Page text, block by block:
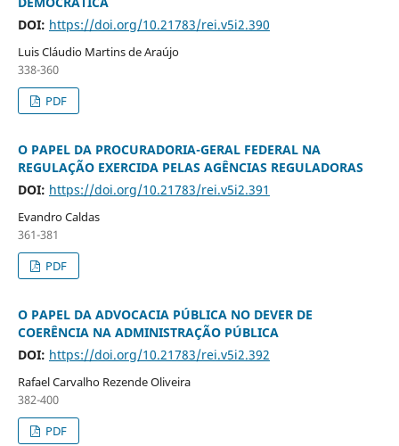
DOI: https://doi.org/10.21783/rei.v5i2.390
Luis Cláudio Martins de Araújo
338-360
PDF
O PAPEL DA PROCURADORIA-GERAL FEDERAL NA
REGULAÇÃO EXERCIDA PELAS AGÊNCIAS REGULADORAS
DOI: https://doi.org/10.21783/rei.v5i2.391
Evandro Caldas
361-381
PDF
O PAPEL DA ADVOCACIA PÚBLICA NO DEVER DE
COERÊNCIA NA ADMINISTRAÇÃO PÚBLICA
DOI: https://doi.org/10.21783/rei.v5i2.392
Rafael Carvalho Rezende Oliveira
382-400
PDF